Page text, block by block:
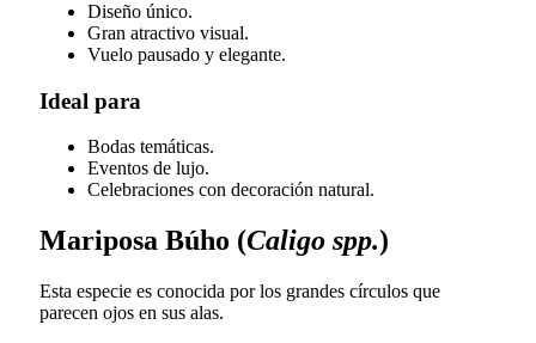
Diseño único.
Gran atractivo visual.
Vuelo pausado y elegante.
Ideal para
Bodas temáticas.
Eventos de lujo.
Celebraciones con decoración natural.
Mariposa Búho (Caligo spp.)
Esta especie es conocida por los grandes círculos que
parecen ojos en sus alas.